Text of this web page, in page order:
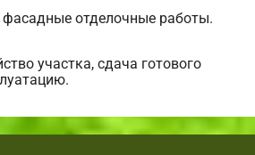
фасадные отделочные работы.
участка, сдача готового